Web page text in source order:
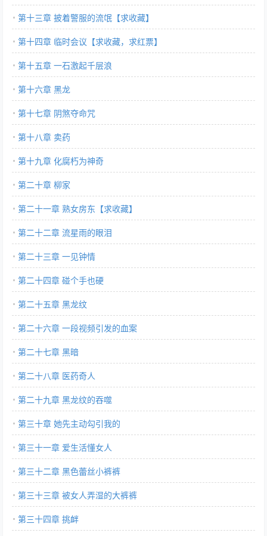
第十三章 披着警服的流氓【求收藏】
第十四章 临时会议【求收藏，求红票】
第十五章 一石激起千层浪
第十六章 黑龙
第十七章 阴煞夺命咒
第十八章 卖药
第十九章 化腐朽为神奇
第二十章 柳家
第二十一章 熟女房东【求收藏】
第二十二章 流星雨的眼泪
第二十三章 一见钟情
第二十四章 碰个手也硬
第二十五章 黑龙纹
第二十六章 一段视频引发的血案
第二十七章 黑暗
第二十八章 医药奇人
第二十九章 黑龙纹的吞噬
第三十章 她先主动勾引我的
第三十一章 爱生活懂女人
第三十二章 黑色蕾丝小裤裤
第三十三章 被女人弄湿的大裤裤
第三十四章 挑衅